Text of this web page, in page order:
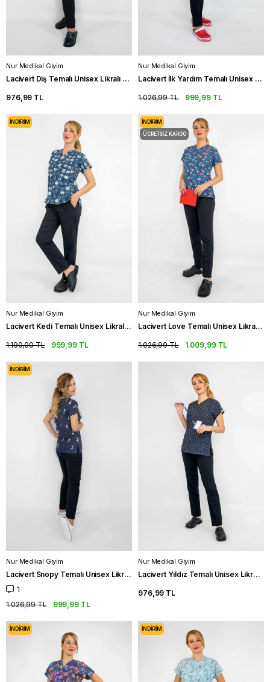
Nur Medikal Giyim
Lacivert Diş Temalı Unisex Likralı Doktor Üniforma Takımı Scrubs
976,99 TL
Nur Medikal Giyim
Lacivert İlk Yardım Temalı Unisex Likralı Hemşire Üniforma Takımı
999,99 TL
1.026,99 TL
Nur Medikal Giyim
Lacivert Kedi Temalı Unisex Likralı Hemşire Üniforma Takım Scrubs
999,99 TL
1.190,00 TL
İNDIRIM
Nur Medikal Giyim
Lacivert Love Temalı Unisex Likralı Hemşire Üniforma Takım Scrubs
1.009,99 TL
1.026,99 TL
İNDIRIM
ÜCRETSIZ KARGO
Nur Medikal Giyim
Lacivert Snopy Temalı Unisex Likralı Hemşire Üniforma Takım Scrubs
1
999,99 TL
1.026,99 TL
İNDIRIM
Nur Medikal Giyim
Lacivert Yıldız Temalı Unisex Likralı Hemşire Üniforma Takım Scrubs
976,99 TL
İNDIRIM İNDIRIM